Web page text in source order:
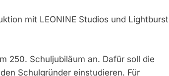
mit LEONINE Studios und Lightburst
250. Schuljubiläum an. Dafür soll die
Schulgründer einstudieren. Für